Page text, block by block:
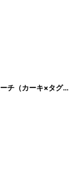
帆布のマナーポーチ（カーキ×タグ）